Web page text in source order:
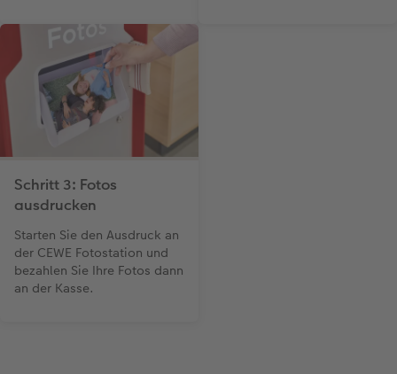
Schritt 3: Fotos
ausdrucken
Starten Sie den Ausdruck an
der CEWE Fotostation und
bezahlen Sie Ihre Fotos dann
an der Kasse.